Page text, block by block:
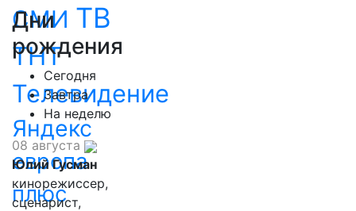
СМИ ТВ
ТНТ
Телевидение
Яндекс
европа
плюс
Дни
рождения
Сегодня
Завтра
На неделю
08 августа
Юлий Гусман
кинорежиссер,
сценарист,